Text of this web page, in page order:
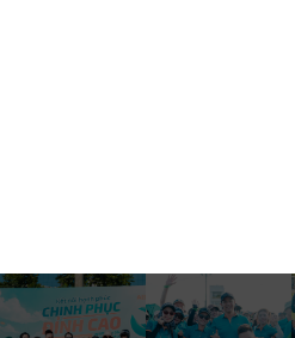
Khối Kế
ABBANK Bến Nghé